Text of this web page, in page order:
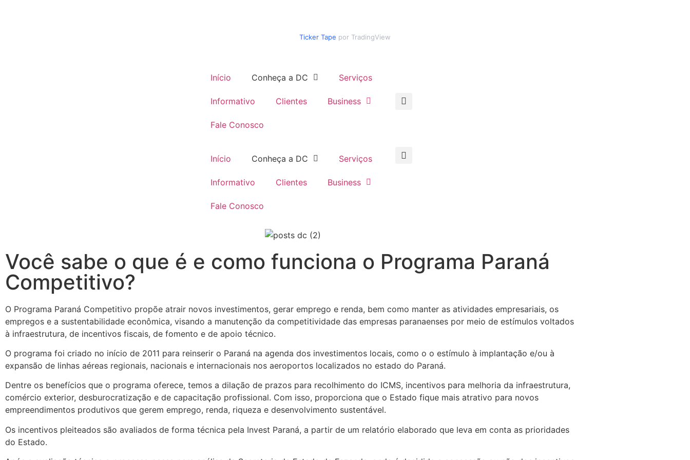
Ticker Tape por TradingView
Início Conheça a DC Serviços
Informativo Clientes Business
Fale Conosco
Início Conheça a DC Serviços
Informativo Clientes Business
Fale Conosco
Você sabe o que é e como funciona o Programa Paraná
Competitivo?
O Programa Paraná Competitivo propõe atrair novos investimentos, gerar emprego e renda, bem como manter as atividades empresariais, os
empregos e a sustentabilidade econômica, visando a manutenção da competitividade das empresas paranaenses por meio de estímulos voltados
à infraestrutura, de incentivos fiscais, de fomento e de apoio técnico.
O programa foi criado no início de 2011 para reinserir o Paraná na agenda dos investimentos locais, como o o estímulo à implantação e/ou à
expansão de linhas aéreas regionais, nacionais e internacionais nos aeroportos localizados no estado do Paraná.
Dentre os benefícios que o programa oferece, temos a dilação de prazos para recolhimento do ICMS, incentivos para melhoria da infraestrutura,
comércio exterior, desburocratização e de capacitação profissional. Com isso, proporciona que o Estado fique mais atrativo para novos
empreendimentos produtivos que gerem emprego, renda, riqueza e desenvolvimento sustentável.
Os incentivos pleiteados são avaliados de forma técnica pela Invest Paraná, a partir de um relatório elaborado que leva em conta as prioridades
do Estado.